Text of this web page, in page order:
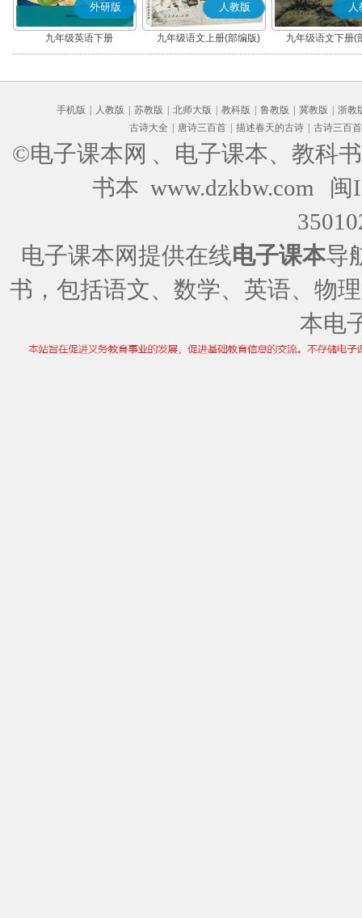
外研版
九年级英语下册
人教版
九年级语文上册(部编版)
人
九年级语文下册(
手机版 人教版 苏教版 北师大版 教科版 鲁教版 冀教版
浙教
古诗大全
唐诗三百首 描述春天的古诗 古诗三百首
©电子课本网 、电子课本、教科
书本 www.dzkbw.com
闽
电子课本网提供在线电子课本导
书，包括语文、数学、英语、物
本电